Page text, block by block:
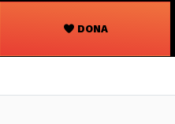
DONA